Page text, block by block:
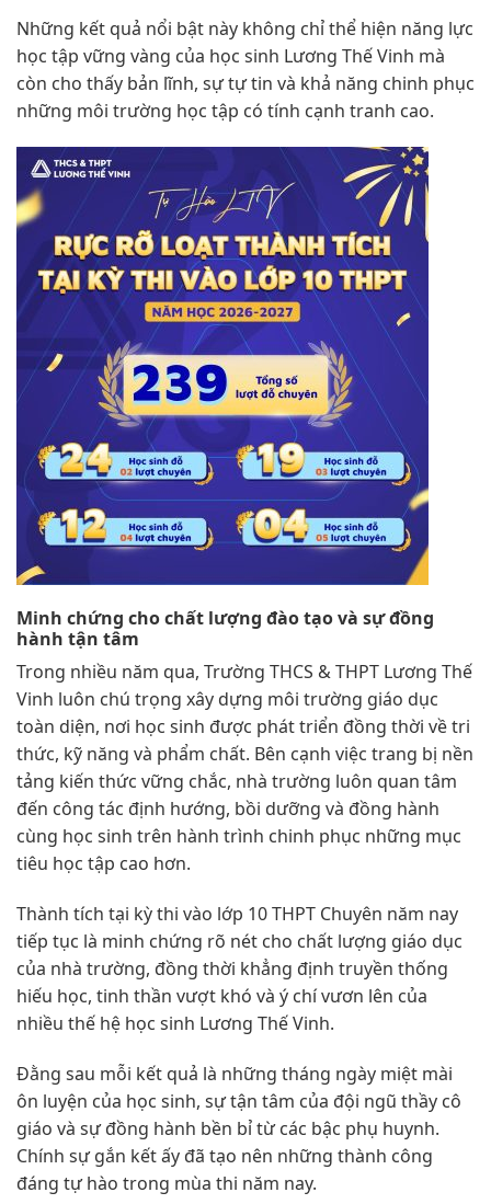
Những kết quả nổi bật này không chỉ thể hiện năng lực
học tập vững vàng của học sinh Lương Thế Vinh mà
còn cho thấy bản lĩnh, sự tự tin và khả năng chinh phục
những môi trường học tập có tính cạnh tranh cao.
Minh chứng cho chất lượng đào tạo và sự đồng
hành tận tâm
Trong nhiều năm qua, Trường THCS & THPT Lương Thế
Vinh luôn chú trọng xây dựng môi trường giáo dục
toàn diện, nơi học sinh được phát triển đồng thời về tri
thức, kỹ năng và phẩm chất. Bên cạnh việc trang bị nền
tảng kiến thức vững chắc, nhà trường luôn quan tâm
đến công tác định hướng, bồi dưỡng và đồng hành
cùng học sinh trên hành trình chinh phục những mục
tiêu học tập cao hơn.
Thành tích tại kỳ thi vào lớp 10 THPT Chuyên năm nay
tiếp tục là minh chứng rõ nét cho chất lượng giáo dục
của nhà trường, đồng thời khẳng định truyền thống
hiếu học, tinh thần vượt khó và ý chí vươn lên của
nhiều thế hệ học sinh Lương Thế Vinh.
Đằng sau mỗi kết quả là những tháng ngày miệt mài
ôn luyện của học sinh, sự tận tâm của đội ngũ thầy cô
giáo và sự đồng hành bền bỉ từ các bậc phụ huynh.
Chính sự gắn kết ấy đã tạo nên những thành công
đáng tự hào trong mùa thi năm nay.